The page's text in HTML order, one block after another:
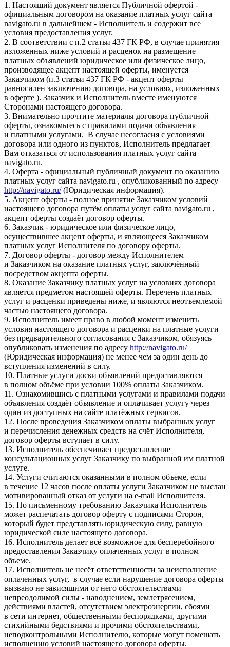
1. Настоящий документ является Публичной офертой -
официальным договором на оказание платных услуг сайта
navigato.ru в дальнейшем - Исполнитель и содержит все
условия предоставления услуг.
2. В соответствии с п.2 статьи 437 ГК РФ, в случае принятия
изложенных ниже условий и расценок на размещение
платных объявлений юридическое или физическое лицо,
производящее акцепт настоящей оферты, именуется
Заказчиком (п.3 статьи 437 ГК РФ - акцепт оферты
равносилен заключению договора, на условиях, изложенных
в оферте ). Заказчик и Исполнитель вместе именуются
Сторонами настоящего договора.
3. Внимательно прочтите материалы договора публичной
оферты, ознакомьтесь с правилами подачи объявления
и платными услугами. В случае несогласия с условиями
договора или одного из пунктов, Исполнитель предлагает
Вам отказаться от использования платных услуг сайта
navigato.ru.
4. Оферта - официальный публичный документ по оказанию
платных услуг сайта navigato.ru , опубликованный по адресу
http://navigato.ru/(Юридическая информация).
5. Акцепт оферты - полное принятие Заказчиком условий
настоящего договора путём оплаты услуг сайта navigato.ru ,
акцепт оферты создаёт договор оферты.
6. Заказчик - юридическое или физическое лицо,
осуществившее акцепт оферты, и являющееся Заказчиком
платных услуг Исполнителя по договору оферты.
7. Договор оферты - договор между Исполнителем
и Заказчиком на оказание платных услуг, заключённый
посредством акцепта оферты.
8. Оказание Заказчику платных услуг на условиях договора
является предметом настоящей оферты. Перечень платных
услуг и расценки приведены ниже, и являются неотъемлемой
частью настоящего договора.
9. Исполнитель имеет право в любой момент изменить
условия настоящего договора и расценки на платные услуги
без предварительного согласования с Заказчиком, обязуясь
опубликовать изменения по адресу http://navigato.ru/
(Юридическая информация) не менее чем за один день до
вступления изменений в силу.
10. Платные услуги доски объявлений предоставляются
в полном объёме при условии 100% оплаты Заказчиком.
11. Ознакомившись с платными услугами и правилами подачи
объявления создаёт объявление и оплачивает услугу через
один из доступных на сайте платёжных сервисов.
12. После проведения Заказчиком оплаты выбранных услуг
и перечисления денежных средств на счёт Исполнителя,
договор оферты вступает в силу.
13. Исполнитель обеспечивает предоставление
консультационных услуг Заказчику по выбранной им платной
услуге.
14. Услуги считаются оказанными в полном объеме, если
в течение 12 часов после оплаты услуги Заказчиком не выслан
мотивированный отказ от услуги на e-mail Исполнителя.
15. По письменному требованию Заказчика Исполнитель
может распечатать договор оферту с подписями Сторон,
который будет представлять юридическую силу, равную
юридической силе настоящего договора.
16. Исполнитель делает всё возможное для бесперебойного
предоставления Заказчику оплаченных услуг в полном
объеме.
17. Исполнитель не несёт ответственности за неисполнение
оплаченных услуг, в случае если нарушение договора оферты
вызвано не зависящими от него обстоятельствами
непреодолимой силы - наводнением, землетрясением,
действиями властей, отсутствием электроэнергии, сбоями
в сети интернет, общественными беспорядками, другими
стихийными бедствиями и прочими обстоятельствами,
неподконтрольными Исполнителю, которые могут помешать
исполнению условий настоящего договора оферты.